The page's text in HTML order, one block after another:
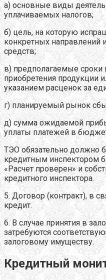
а) основные виды
уплачиваемых налогов;
б) цель, на которую
конкретных направлений
средств;
в) предполагаемые
приобретения продукции
указанием расценок за
г) планируемый рынок
д) сумма ожидаемой
уплаты платежей в
ТЭО обязательно должно
кредитным инспектором
«Расчет проверен» и
кредитного инспектора.
5. Договор (контракт), в
кредит.
6. В случае принятия в
затребуются
залоговому имуществу.
Кредитный